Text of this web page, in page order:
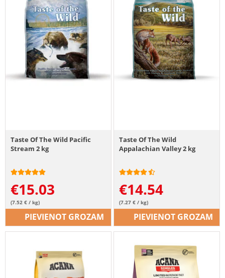
Taste Of The Wild Pacific
Stream 2 kg
€15.03
(7.52 € / kg)
PIEVIENOT GROZAM
Taste Of The Wild
Appalachian Valley 2 kg
€14.54
(7.27 € / kg)
PIEVIENOT GROZAM